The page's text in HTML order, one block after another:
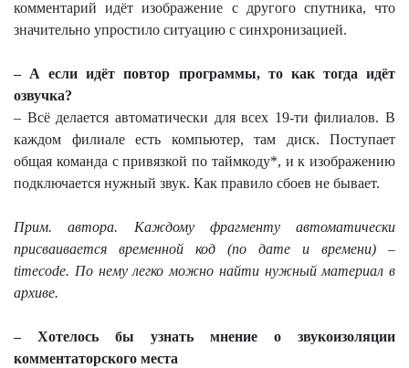
комментарий идёт изображение с другого спутника, что
значительно упростило ситуацию с синхронизацией.
– А если идёт повтор программы, то как тогда идёт
озвучка?
– Всё делается автоматически для всех 19-ти филиалов. В
каждом филиале есть компьютер, там диск. Поступает
общая команда с привязкой по таймкоду*, и к изображению
подключается нужный звук. Как правило сбоев не бывает.
Прим. автора. Каждому фрагменту автоматически
присваивается временной код (по дате и времени) –
timecode. По нему легко можно найти нужный материал в
архиве.
– Хотелось бы узнать мнение о звукоизоляции
комментаторского места